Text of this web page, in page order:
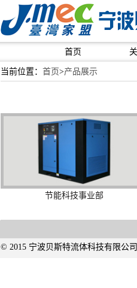
首页
当前位置： 首页>产品展示
节能科技事业部
© 2015 宁波贝斯特流体科技有